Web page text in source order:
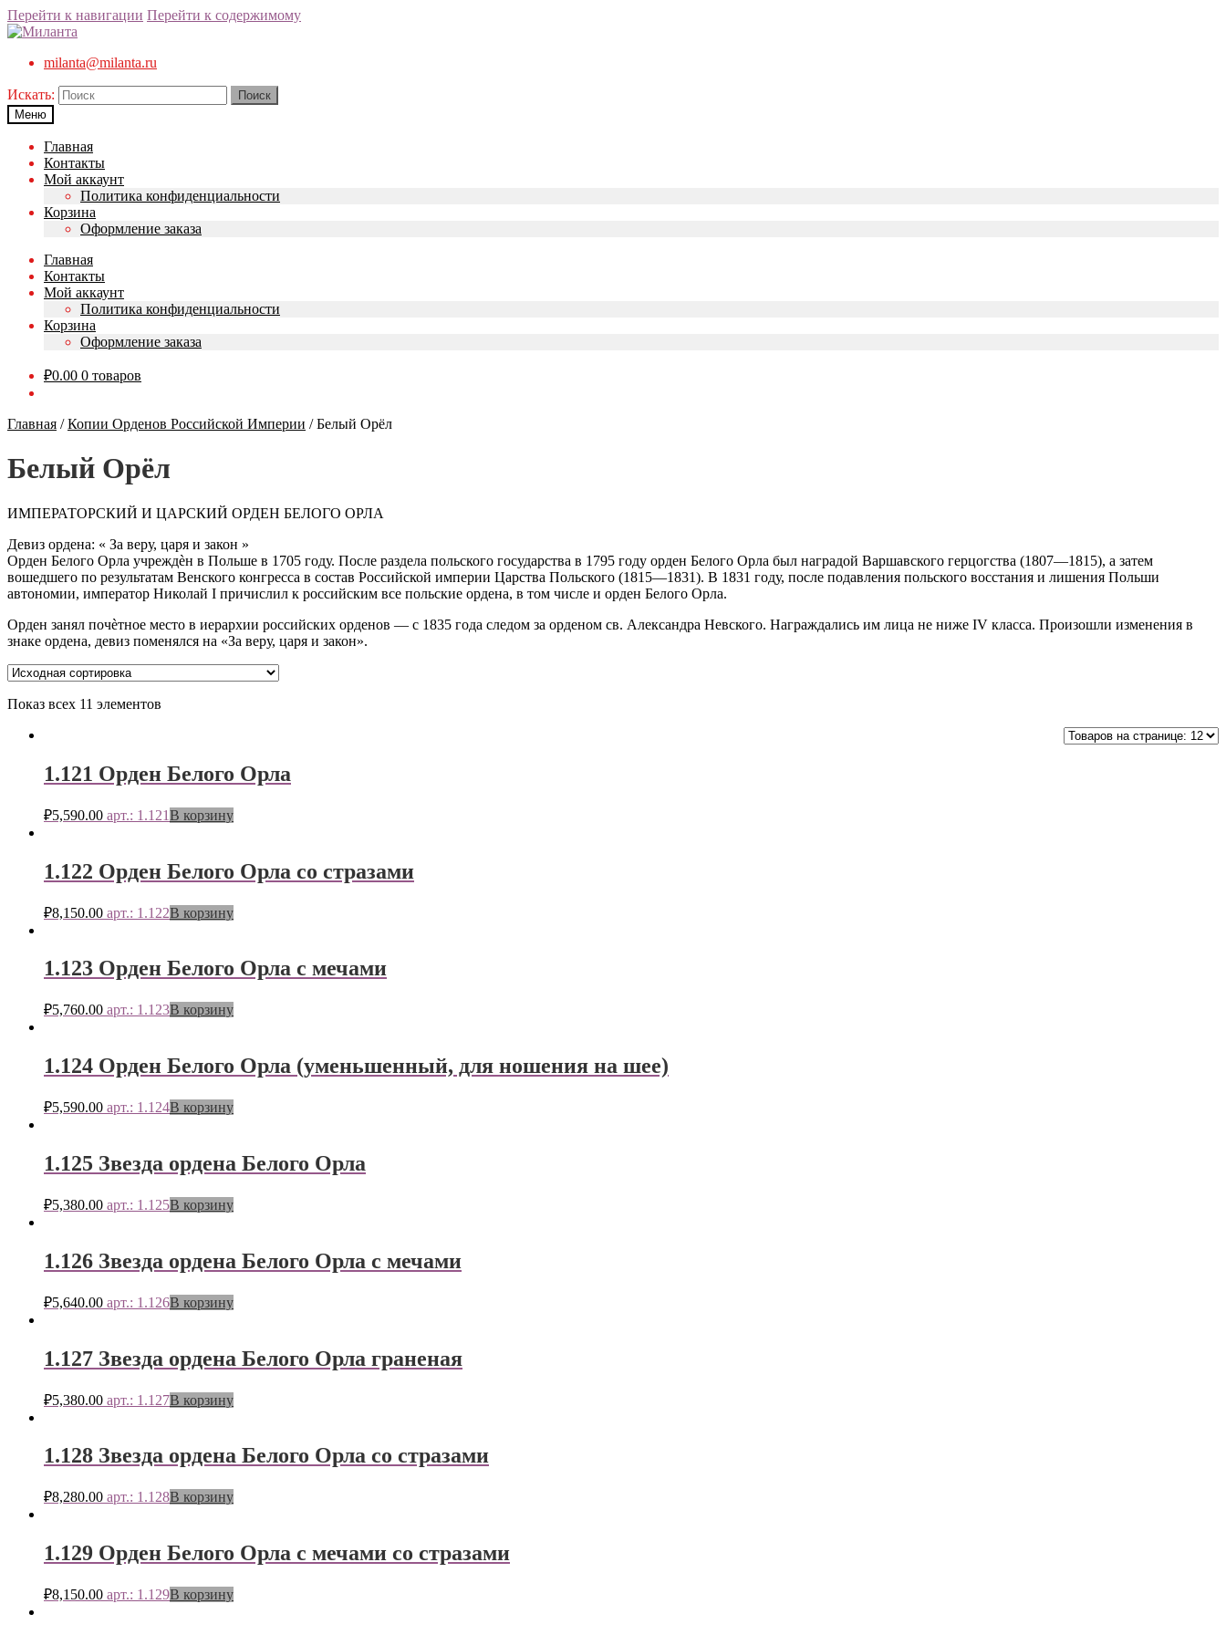
Перейти к навигации Перейти к содержимому
milanta@milanta.ru
Искать:
Меню
Главная
Контакты
Мой аккаунт
Политика конфиденциальности
Корзина
Оформление заказа
Главная
Контакты
Мой аккаунт
Политика конфиденциальности
Корзина
Оформление заказа
₽0.00 0 товаров
Главная /Копии Орденов Российской Империи /Белый Орёл
Белый Орёл
ИМПЕРАТОРСКИЙ И ЦАРСКИЙ ОРДЕН БЕЛОГО ОРЛА
Девиз ордена: « За веру, царя и закон »
Орден Белого Орла учреждѐн в Польше в 1705 году. После раздела польского государства в 1795 году орден Белого Орла был наградой Варшавского герцогства (1807—1815), а затем
вошедшего по результатам Венского конгресса в состав Российской империи Царства Польского (1815—1831). В 1831 году, после подавления польского восстания и лишения Польши
автономии, император Николай I причислил к российским все польские ордена, в том числе и орден Белого Орла.
Орден занял почѐтное место в иерархии российских орденов — с 1835 года следом за орденом св. Александра Невского. Награждались им лица не ниже IV класса. Произошли изменения в
знаке ордена, девиз поменялся на «За веру, царя и закон».
Показ всех 11 элементов
1.121 Орден Белого Орла
₽5,590.00 арт.: 1.121В корзину
1.122 Орден Белого Орла со стразами
₽8,150.00 арт.: 1.122В корзину
1.123 Орден Белого Орла с мечами
₽5,760.00 арт.: 1.123В корзину
1.124 Орден Белого Орла (уменьшенный, для ношения на шее)
₽5,590.00 арт.: 1.124В корзину
1.125 Звезда ордена Белого Орла
₽5,380.00 арт.: 1.125В корзину
1.126 Звезда ордена Белого Орла с мечами
₽5,640.00 арт.: 1.126В корзину
1.127 Звезда ордена Белого Орла граненая
₽5,380.00 арт.: 1.127В корзину
1.128 Звезда ордена Белого Орла со стразами
₽8,280.00 арт.: 1.128В корзину
1.129 Орден Белого Орла с мечами со стразами
₽8,150.00 арт.: 1.129В корзину